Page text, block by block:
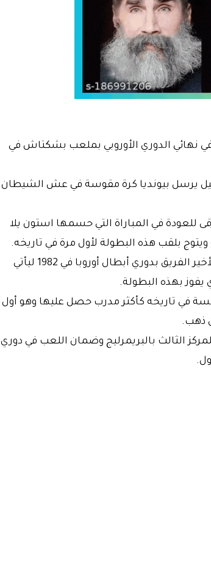
في نهائي الدوري الأوروبي بملعب بشكتاش في
يرسل بيونديا كرة مقوسة في عش الشيطان
للعودة في المباراة التي حسمها استون يلا
بلقب هذه البطولة لأول مرة في تاريخه.
الفيلنز غابوا عن البطولات القارية ل44 عاما حيث كان الفوز الأخير الفريق بدوري أبطال أوروبا في 1982 ليأتي
بهذه البطولة.
في تاريخه كأكثر مدرب حصل عليها وهو أول
ذهب.
الثالث بالبريمرليج وضمان اللعب في دوري